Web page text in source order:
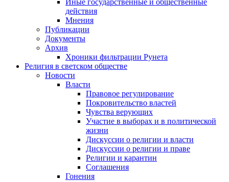
Иные государственные и общественные
действия
Мнения
Публикации
Документы
Архив
Хроники фильтрации Рунета
Религия в светском обществе
Новости
Власти
Правовое регулирование
Покровительство властей
Чувства верующих
Участие в выборах и в политической
жизни
Дискуссии о религии и власти
Дискуссии о религии и праве
Религии и карантин
Соглашения
Гонения